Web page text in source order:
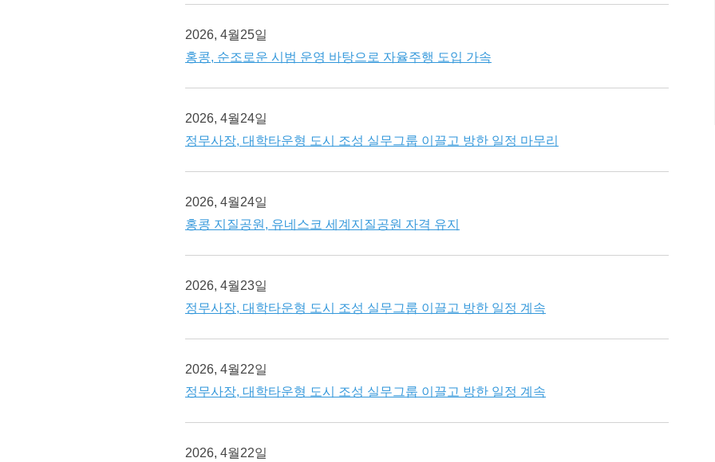
2026, 4월25일
홍콩, 순조로운 시범 운영 바탕으로 자율주행 도입 가속
2026, 4월24일
정무사장, 대학타운형 도시 조성 실무그룹 이끌고 방한 일정 마무리
2026, 4월24일
홍콩 지질공원, 유네스코 세계지질공원 자격 유지
2026, 4월23일
정무사장, 대학타운형 도시 조성 실무그룹 이끌고 방한 일정 계속
2026, 4월22일
정무사장, 대학타운형 도시 조성 실무그룹 이끌고 방한 일정 계속
2026, 4월22일